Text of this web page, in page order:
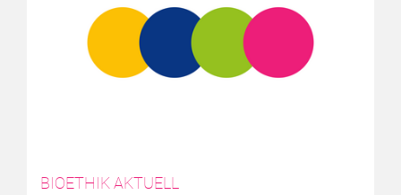
BIOETHIK AKTUELL